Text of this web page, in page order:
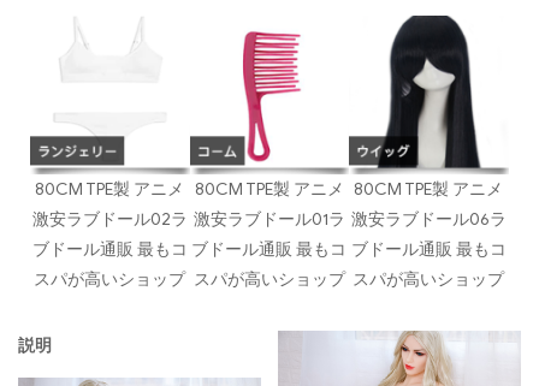
80CM TPE製 アニメ
激安ラブドール02ラ
ブドール通販 最もコ
スパが高いショップ
80CM TPE製 アニメ
激安ラブドール01ラ
ブドール通販 最もコ
スパが高いショップ
80CM TPE製 アニメ
激安ラブドール06ラ
ブドール通販 最もコ
スパが高いショップ
説明